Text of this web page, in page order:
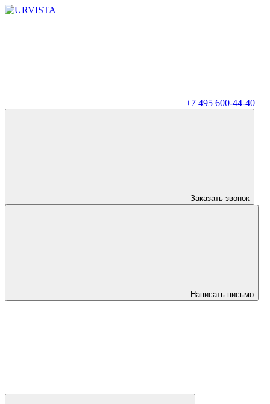
+7 495 600-44-40
Заказать звонок
Написать письмо